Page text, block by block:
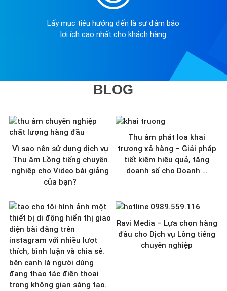
Lấy mục tiêu hướng đến là sự đảm bảo
lợi ích cao nhất cho khách hàng
BLOG
Vì sao nên sử dụng dịch vụ
Thu âm Lồng tiếng chuyên
nghiệp cho Video bài giảng
của bạn?
Thu âm phát loa khai
trương xả hàng – Giải pháp
tiết kiệm hiệu quả, tăng
doanh số cho Doanh …
Ravi Media – Lựa chọn hàng
đầu cho Dịch vụ Lồng tiếng
chuyên nghiệp